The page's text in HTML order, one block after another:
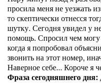
просила меня не уезжать
то скептически отнесся
шутку. Сегодня увидел у
помощь. Спросил чем
когда я попробовал
звонить на этот номер,
Наверное себе... Короче я
Фраза сегодняшнего дня: